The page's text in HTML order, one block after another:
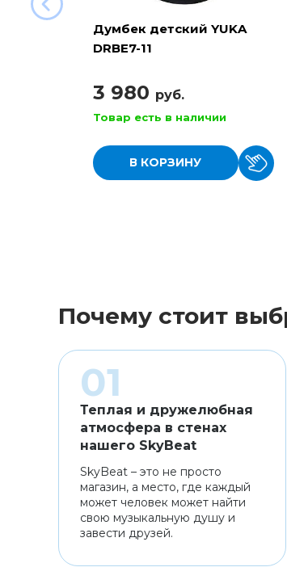
Думбек детский YUKA
DRBE7-11
3 980 руб.
Товар есть в наличии
В КОРЗИНУ
Почему стоит
Теплая и дружелюбная
атмосфера в стенах
нашего SkyBeat
SkyBeat – это не просто
магазин, а место, где каждый
может человек может найти
свою музыкальную душу и
завести друзей.